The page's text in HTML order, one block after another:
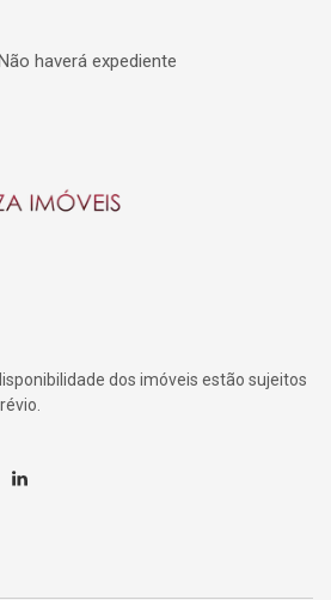
haverá expediente
dos imóveis estão sujeitos
Linkedin